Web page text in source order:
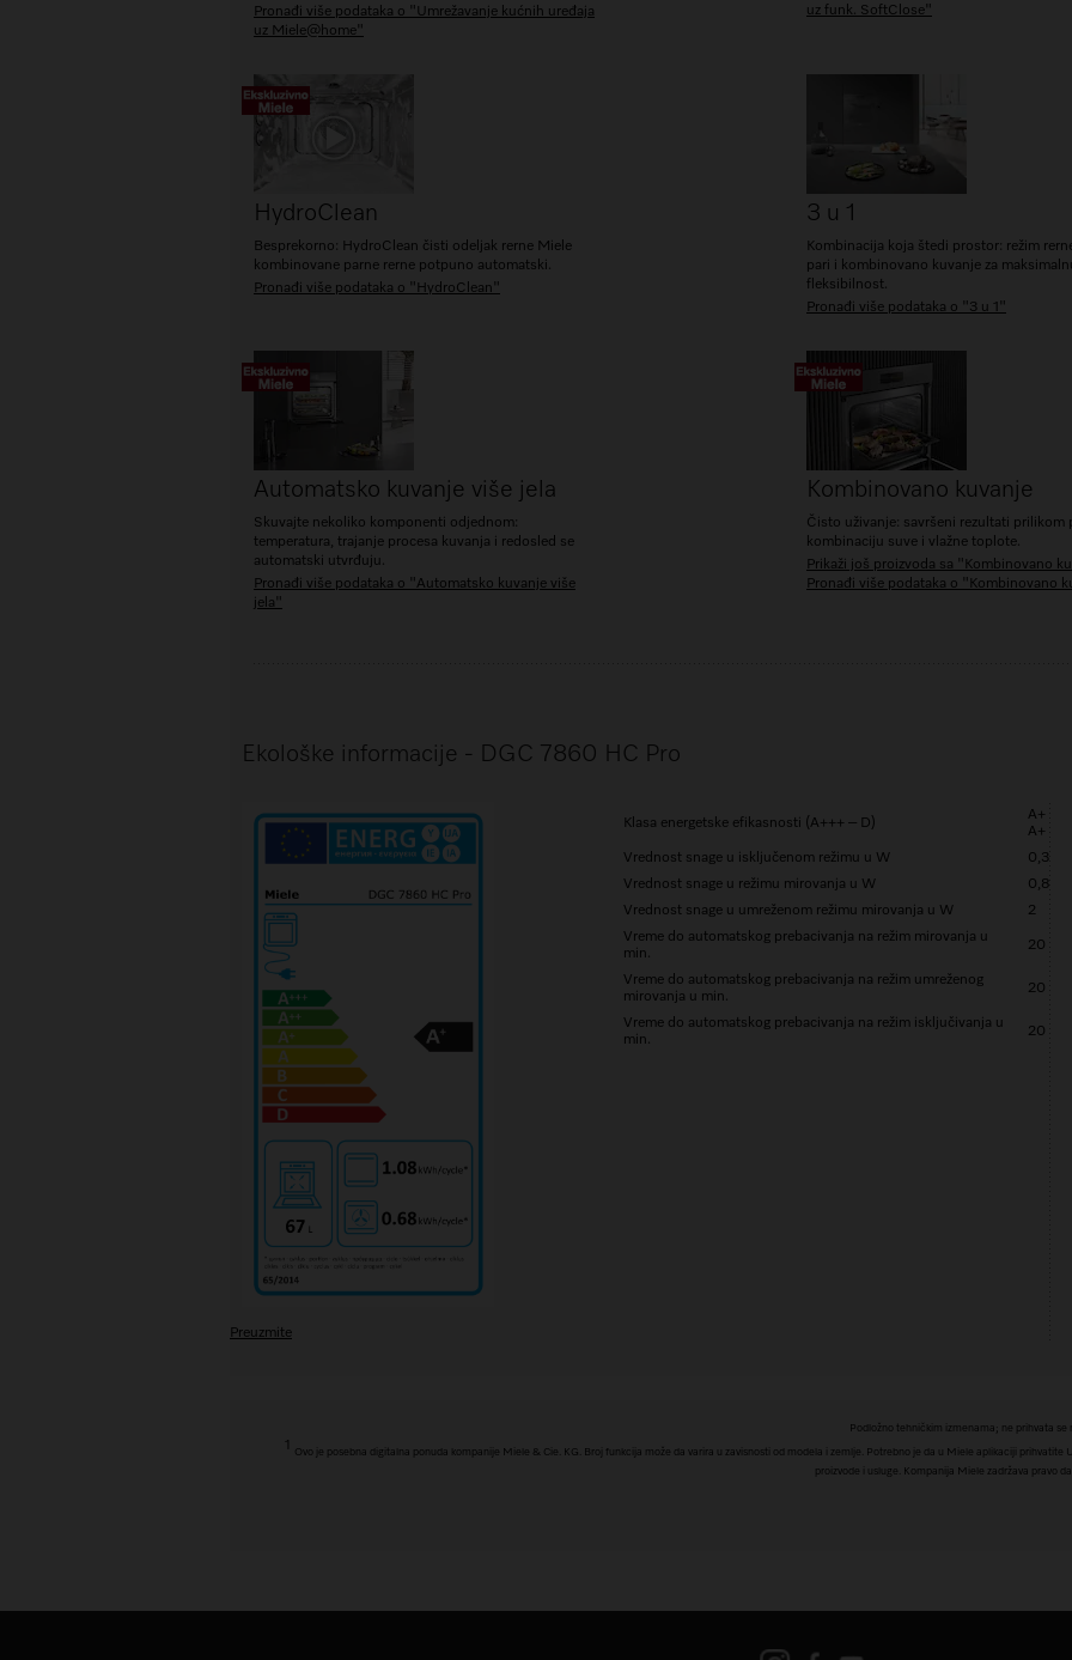
Pronađi više podataka o "Umrežavanje kućnih uređaja
uz Miele@home"
uz funk. SoftClose"
HydroClean
Besprekorno: HydroClean čisti odeljak rerne Miele
kombinovane parne rerne potpuno automatski.
Pronađi više podataka o "HydroClean"
3 u 1
Kombinacija koja štedi prostor: režim
pari i kombinovano kuvanje za
fleksibilnost.
Pronađi više podataka o "3 u 1"
Automatsko kuvanje više jela
Skuvajte nekoliko komponenti odjednom:
temperatura, trajanje procesa kuvanja i redosled se
automatski utvrđuju.
Pronađi više podataka o "Automatsko kuvanje više
jela"
Kombinovano kuvanje
Čisto uživanje: savršeni rezultati prilikom
kombinaciju suve i vlažne toplote.
Prikaži još proizvoda sa "Kombinovano
Pronađi više podataka o "Kombinovano
Ekološke informacije - DGC 7860 HC Pro
Preuzmite
Klasa energetske efikasnosti (A+++ – D)
A+
A+
Vrednost snage u isključenom režimu u W
0,3
Vrednost snage u režimu mirovanja u W
0,8
Vrednost snage u umreženom režimu mirovanja u W
2
Vreme do automatskog prebacivanja na režim mirovanja u
min.
20
Vreme do automatskog prebacivanja na režim umreženog
mirovanja u min.
20
Vreme do automatskog prebacivanja na režim isključivanja u
min.
20
Podložno tehničkim izmenama; ne prihvata
Ovo je posebna digitalna ponuda kompanije Miele & Cie. KG. Broj funkcija može da varira u zavisnosti od modela i zemlje. Potrebno je da u Miele aplikaciji prihvatite
proizvode i usluge. Kompanija Miele zadržava pravo